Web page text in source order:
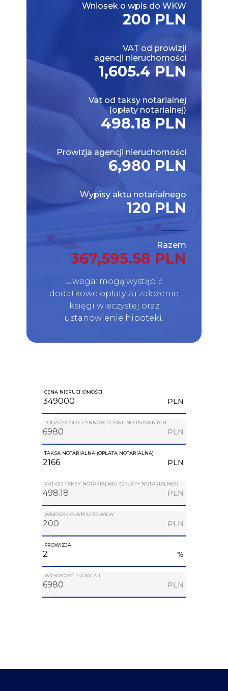
Wniosek o wpis do WKW
200 PLN
VAT od prowizji
agencji nieruchomości
1,605.4 PLN
Vat od taksy notarialnej
(opłaty notarialnej)
498.18 PLN
Prowizja agencji nieruchomości
6,980 PLN
Wypisy aktu notarialnego
120 PLN
Razem
367,595.58 PLN
Uwaga: mogą wystąpić
dodatkowe opłaty za założenie
księgi wieczystej oraz
ustanowienie hipoteki.
CENA NIERUCHOMOŚCI
PLN
PODATEK OD CZYNNOŚCI CYWILNO-PRAWNYCH
PLN
TAKSA NOTARIALNA (OPŁATA NOTARIALNA)
PLN
VAT OD TAKSY NOTARIALNEJ (OPŁATY NOTARIALNEJ)
PLN
WNIOSEK O WPIS DO WKW
PLN
PROWIZJA
%
WYSOKOŚĆ PROWIZJI
PLN